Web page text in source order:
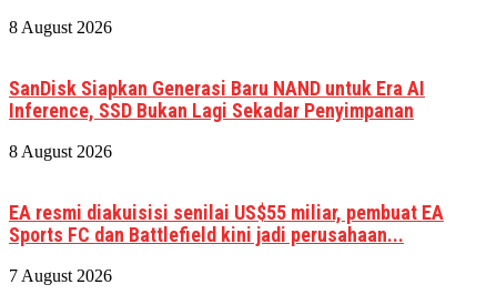
8 August 2026
SanDisk Siapkan Generasi Baru NAND untuk Era AI
Inference, SSD Bukan Lagi Sekadar Penyimpanan
8 August 2026
EA resmi diakuisisi senilai US$55 miliar, pembuat EA
Sports FC dan Battlefield kini jadi perusahaan...
7 August 2026